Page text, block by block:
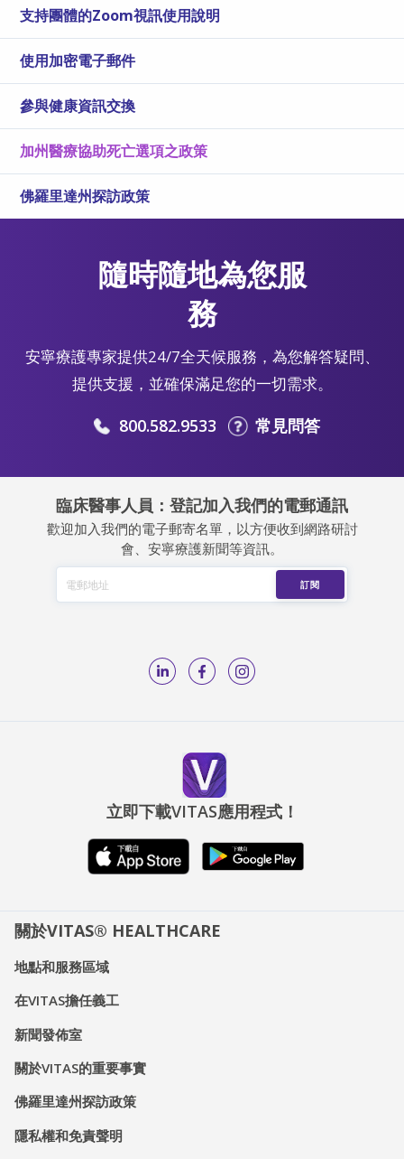
支持團體的Zoom視訊使用說明
使用加密電子郵件
參與健康資訊交換
加州醫療協助死亡選項之政策
佛羅里達州探訪政策
隨時隨地為您服
務
安寧療護專家提供24/7全天候服務，為您解答疑問、
提供支援，並確保滿足您的一切需求。
800.582.9533 常見問答
臨床醫事人員：登記加入我們的電郵通訊
歡迎加入我們的電子郵寄名單，以方便收到網路研討
會、安寧療護新聞等資訊。
立即下載VITAS應用程式！
關於VITAS® HEALTHCARE
地點和服務區域
在VITAS擔任義工
新聞發佈室
關於VITAS的重要事實
佛羅里達州探訪政策
隱私權和免責聲明